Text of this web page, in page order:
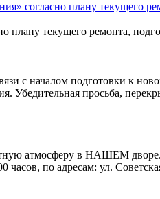
плану текущего
текущего ремонта,
с началом подготовки к
Убедительная просьба,
атмосферу в НАШЕМ дворе.
по адресам: ул.